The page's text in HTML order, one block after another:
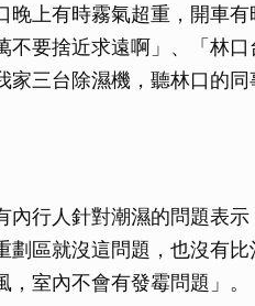
晚上有時霧氣超重，開車
不要捨近求遠啊」、「林
家三台除濕機，聽林口的同
內行人針對潮濕的問題表
劃區就沒這問題，也沒有
，室內不會有發霉問題」。